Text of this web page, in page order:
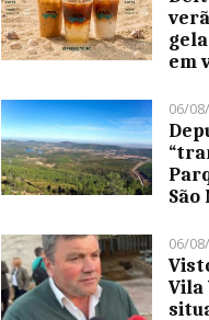
em
06/
São
06/
Vila